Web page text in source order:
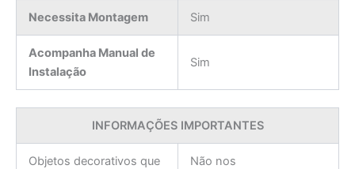
Necessita Montagem Sim
Acompanha Manual de
Instalação
Sim
INFORMAÇÕES IMPORTANTES
Objetos decorativos que
Não nos